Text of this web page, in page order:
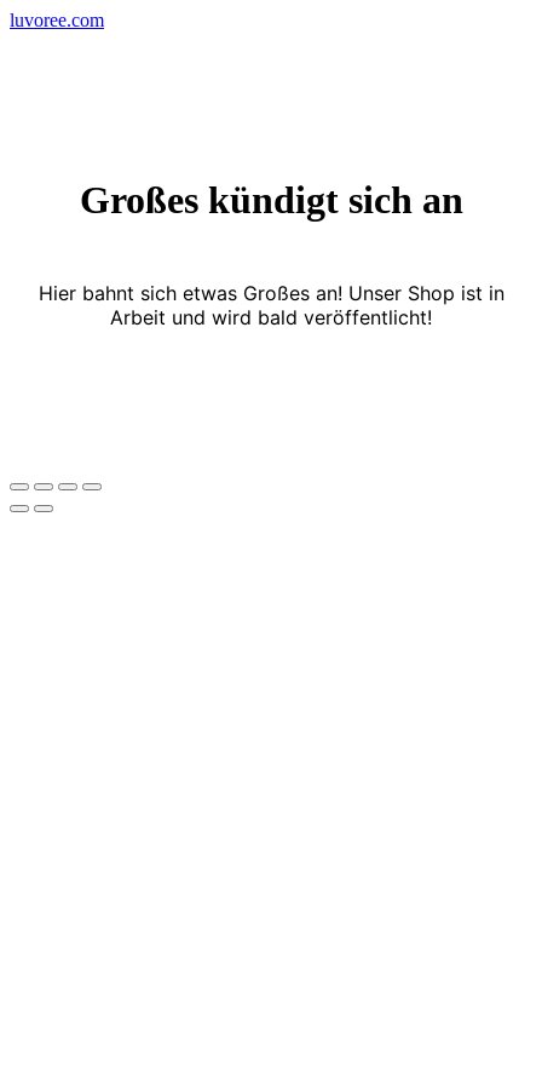
Skip
luvoree.com
Großes kündigt sich an
Hier bahnt sich etwas Großes an! Unser Shop ist in
Arbeit und wird bald veröffentlicht!